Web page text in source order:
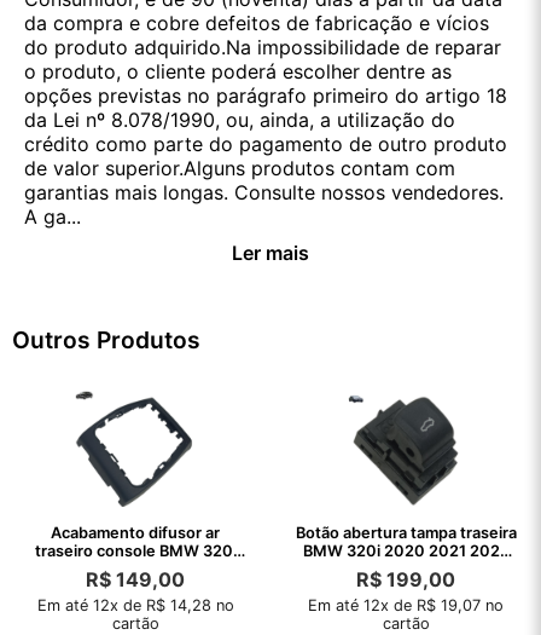
da compra e cobre defeitos de fabricação e vícios
do produto adquirido.Na impossibilidade de reparar
o produto, o cliente poderá escolher dentre as
opções previstas no parágrafo primeiro do artigo 18
da Lei nº 8.078/1990, ou, ainda, a utilização do
crédito como parte do pagamento de outro produto
de valor superior.Alguns produtos contam com
garantias mais longas. Consulte nossos vendedores.
A ga...
Ler mais
Outros Produtos
Acabamento difusor ar
traseiro console BMW 320i
2020 2021 22
R$ 149,00
Em até 12x de R$ 14,28 no
cartão
Botão abertura tampa traseira
BMW 320i 2020 2021 2022
2023
R$ 199,00
Em até 12x de R$ 19,07 no
cartão